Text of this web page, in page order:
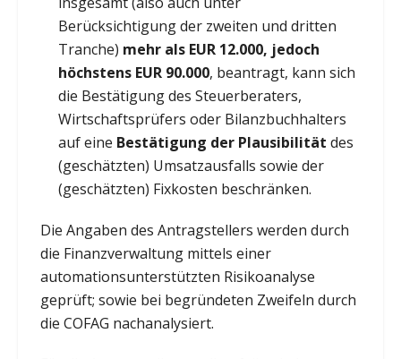
Berücksichtigung der zweiten und dritten
Tranche) mehr als EUR 12.000, jedoch
höchstens EUR 90.000, beantragt, kann sich
die Bestätigung des Steuerberaters,
Wirtschaftsprüfers oder Bilanzbuchhalters
auf eine Bestätigung der Plausibilität des
(geschätzten) Umsatzausfalls sowie der
(geschätzten) Fixkosten beschränken.
Die Angaben des Antragstellers werden durch
die Finanzverwaltung mittels einer
automationsunterstützten Risikoanalyse
geprüft; sowie bei begründeten Zweifeln durch
die COFAG nachanalysiert.